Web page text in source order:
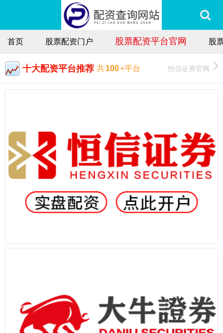
首页 股票配资门户 股票配资平台官网 股
十大配资平台推荐 共100+平台 恒信证券官网